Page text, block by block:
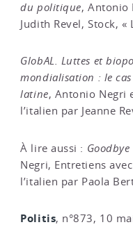
du politique, Antonio
Judith Revel, Stock, «
GlobAL. Luttes et
mondialisation : le cas
latine, Antonio Negri
l’italien par Jeanne
À lire aussi :
Negri, Entretiens
l’italien par Paola
Politis, n°873, 10